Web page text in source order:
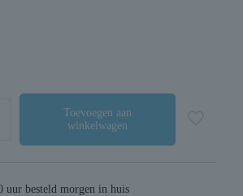
Toevoegen aan
winkelwagen
uur besteld morgen in huis